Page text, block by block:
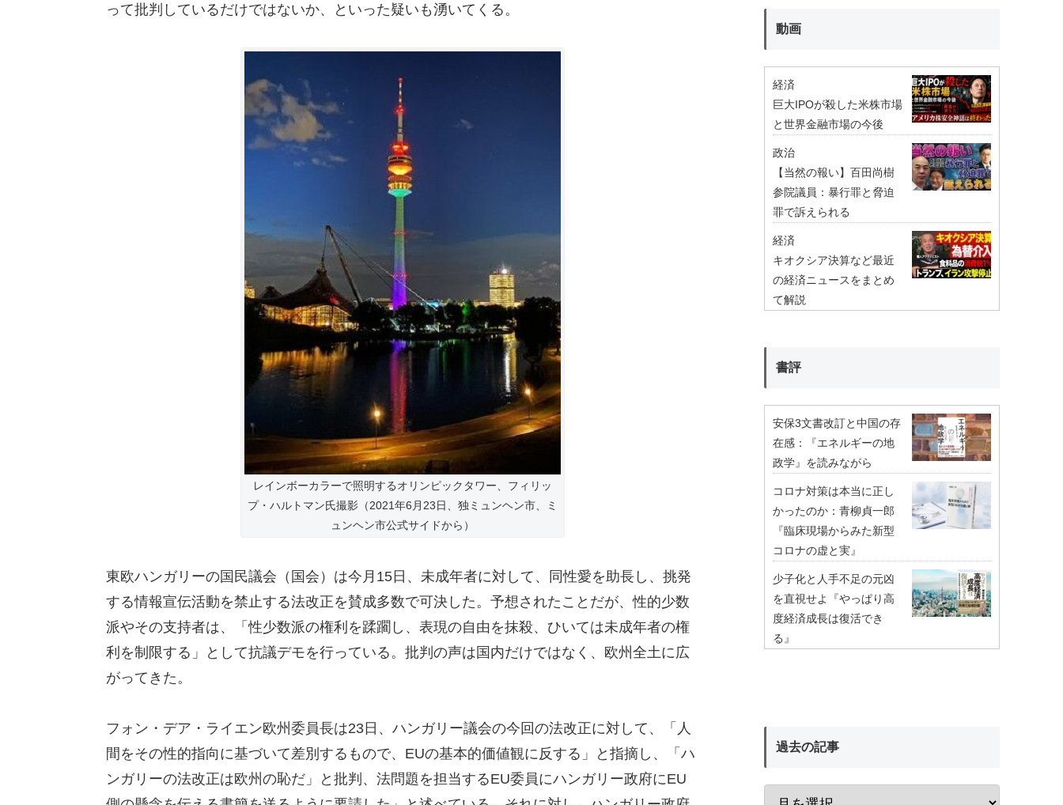
って批判しているだけではないか、といった疑いも湧いてくる。
レインボーカラーで照明するオリンピックタワー、フィリッ
プ・ハルトマン氏撮影（2021年6月23日、独ミュンヘン市、ミ
ュンヘン市公式サイドから）
東欧ハンガリーの国民議会（国会）は今月15日、未成年者に対して、同性愛を助長し、挑発
する情報宣伝活動を禁止する法改正を賛成多数で可決した。予想されたことだが、性的少数
派やその支持者は、「性少数派の権利を蹂躙し、表現の自由を抹殺、ひいては未成年者の権
利を制限する」として抗議デモを行っている。批判の声は国内だけではなく、欧州全土に広
がってきた。
フォン・デア・ライエン欧州委員長は23日、ハンガリー議会の今回の法改正に対して、「人
間をその性的指向に基づいて差別するもので、EUの基本的価値観に反する」と指摘し、「ハ
ンガリーの法改正は欧州の恥だ」と批判、法問題を担当するEU委員にハンガリー政府にEU
動画
経済
巨大IPOが殺した米株市場
と世界金融市場の今後
政治
【当然の報い】百田尚樹
参院議員：暴行罪と脅迫
罪で訴えられる
経済
キオクシア決算など最近
の経済ニュースをまとめ
て解説
書評
安保3文書改訂と中国の存
在感：『エネルギーの地
政学』を読みながら
コロナ対策は本当に正し
かったのか：青柳貞一郎
『臨床現場からみた新型
コロナの虚と実』
少子化と人手不足の元凶
を直視せよ『やっぱり高
度経済成長は復活でき
る』
過去の記事